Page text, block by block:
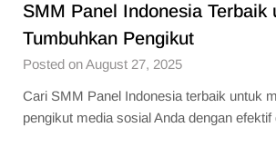
SMM Panel Indonesia Terbaik
Tumbuhkan Pengikut
Posted on August 27, 2025
Cari SMM Panel Indonesia terbaik untuk
pengikut media sosial Anda dengan efektif